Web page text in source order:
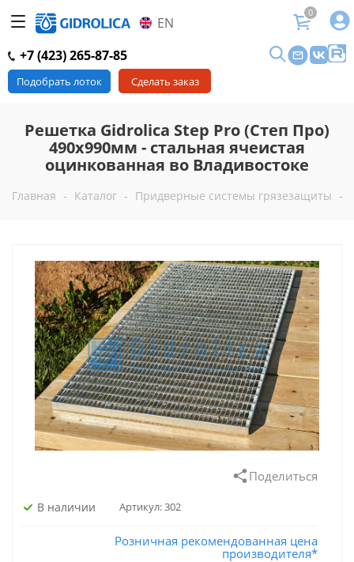
EN
0
+7 (423) 265-87-85
Подобрать лоток Сделать заказ
Решетка Gidrolica Step Pro (Степ Про)
490х990мм - стальная ячеистая
оцинкованная во Владивостоке
Главная - Каталог - Придверные системы грязезащиты -
Поделиться
В наличии Артикул:302
Розничная рекомендованная цена
производителя*